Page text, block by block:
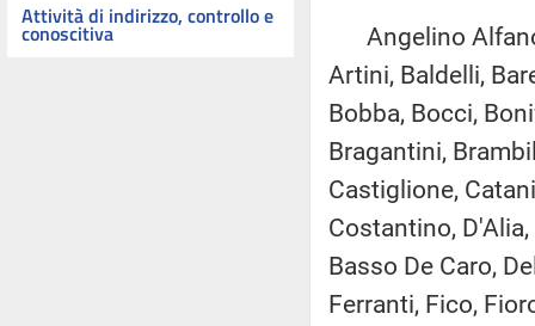
Attività di indirizzo, controllo e
conoscitiva
Angelino
Artini, Baldelli,
Bobba, Bocci,
Bragantini,
Castiglione,
Costantino,
Basso De Caro,
Ferranti, Fico,